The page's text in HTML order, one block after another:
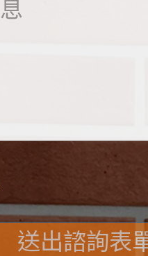
送出諮詢表